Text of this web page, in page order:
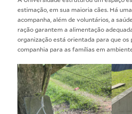
estimação, em sua maioria cães. Há
acompanha, além de voluntários, a
ração garantem a alimentação
organização está orientada para que os
companhia para as famílias em